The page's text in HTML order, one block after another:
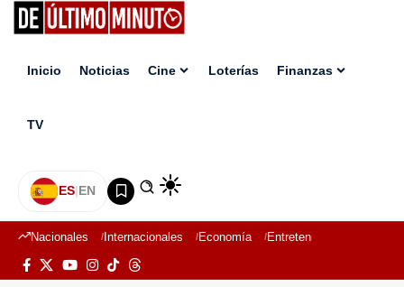
Inicio Noticias Cine Loterías Finanzas
TV
ES|EN
Nacionales Internacionales Economía Entretenimiento